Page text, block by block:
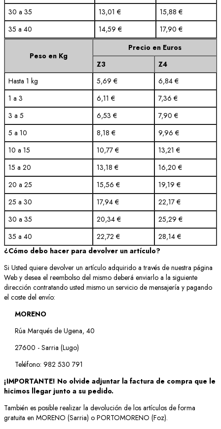
30 a 35
13,01 €
15,88 €
35 a 40
14,59 € 17,90 €
Peso en Kg
Precio en Euros
Z3
Z4
Hasta 1 kg
5,69 €
6,84 €
1 a 3
6,11 €
7,36 €
3 a 5
6,53 €
7,90 €
5 a 10
8,18 €
9,96 €
10 a 15
10,77 €
13,21 €
15 a 20
13,18 €
16,20 €
20 a 25
15,56 €
19,19 €
25 a 30
17,94 €
22,17 €
30 a 35
20,34 €
25,29 €
35 a 40
22,72 €
28,14 €
¿Cómo debo hacer para devolver un artículo?
Si Usted quiere devolver un artículo adquirido a través de nuestra página
Web y desea el reembolso del mismo deberá enviarlo a la siguiente
dirección contratando usted mismo un servicio de mensajería y pagando
el coste del envío:
MORENO
Rúa Marqués de Ugena, 40
27600 - Sarria (Lugo)
Teléfono: 982 530 791
¡IMPORTANTE! No olvide adjuntar la factura de compra que le
hicimos llegar junto a su pedido.
También es posible realizar la devolución de los artículos de forma
gratuita en MORENO (Sarria) o PORTOMORENO (Foz).